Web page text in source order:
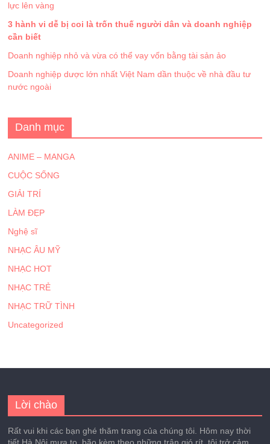
lực lên vàng
3 hành vi dễ bị coi là trốn thuế người dân và doanh nghiệp
cần biết
Doanh nghiệp nhỏ và vừa có thể vay vốn bằng tài sản ảo
Doanh nghiệp dược lớn nhất Việt Nam dần thuộc về nhà đầu tư
nước ngoài
Danh mục
ANIME – MANGA
CUỘC SỐNG
GIẢI TRÍ
LÀM ĐẸP
Nghệ sĩ
NHẠC ÂU MỸ
NHẠC HOT
NHẠC TRẺ
NHẠC TRỮ TÌNH
Uncategorized
Lời chào
Rất vui khi các bạn ghé thăm trang của chúng tôi. Hôm nay thời